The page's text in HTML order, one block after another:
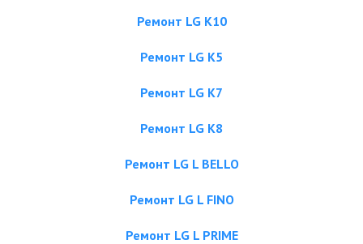
Ремонт LG K10
Ремонт LG K5
Ремонт LG K7
Ремонт LG K8
Ремонт LG L BELLO
Ремонт LG L FINO
Ремонт LG L PRIME